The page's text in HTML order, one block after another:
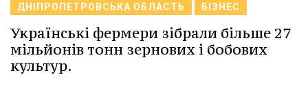
ДНІПРОПЕТРОВСЬКА ОБЛАСТЬ БІЗНЕС
Українські фермери зібрали більше 27
мільйонів тонн зернових і бобових
культур.